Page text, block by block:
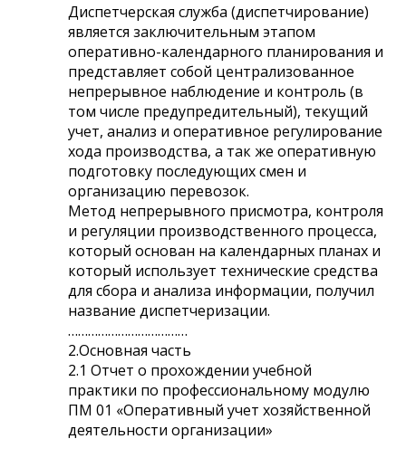
Диспетчерская служба (диспетчирование)
является заключительным этапом
оперативно-календарного планирования и
представляет собой централизованное
непрерывное наблюдение и контроль (в
том числе предупредительный), текущий
учет, анализ и оперативное регулирование
хода производства, а так же оперативную
подготовку последующих смен и
организацию перевозок.
Метод непрерывного присмотра, контроля
и регуляции производственного процесса,
который основан на календарных планах и
который использует технические средства
для сбора и анализа информации, получил
название диспетчеризации.
………………………………
2.Основная часть
2.1 Отчет о прохождении учебной
практики по профессиональному модулю
ПМ 01 «Оперативный учет хозяйственной
деятельности организации»